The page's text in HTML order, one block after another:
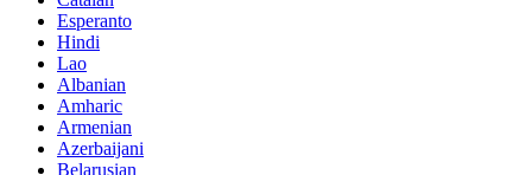
Esperanto
Hindi
Lao
Albanian
Amharic
Armenian
Azerbaijani
Belarusian